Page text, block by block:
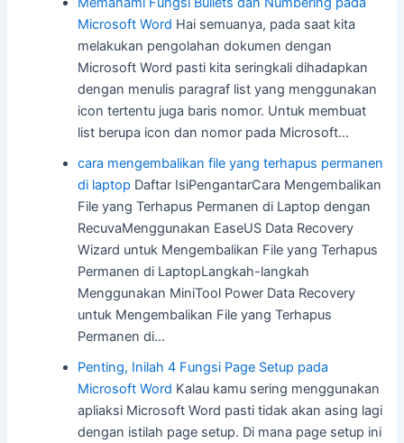
Microsoft Word Hai semuanya, pada saat kita
melakukan pengolahan dokumen dengan
Microsoft Word pasti kita seringkali dihadapkan
dengan menulis paragraf list yang menggunakan
icon tertentu juga baris nomor. Untuk membuat
list berupa icon dan nomor pada Microsoft…
cara mengembalikan file yang terhapus permanen
di laptop Daftar IsiPengantarCara Mengembalikan
File yang Terhapus Permanen di Laptop dengan
RecuvaMenggunakan EaseUS Data Recovery
Wizard untuk Mengembalikan File yang Terhapus
Permanen di LaptopLangkah-langkah
Menggunakan MiniTool Power Data Recovery
untuk Mengembalikan File yang Terhapus
Permanen di…
Penting, Inilah 4 Fungsi Page Setup pada
Microsoft Word Kalau kamu sering menggunakan
apliaksi Microsoft Word pasti tidak akan asing lagi
dengan istilah page setup. Di mana page setup ini